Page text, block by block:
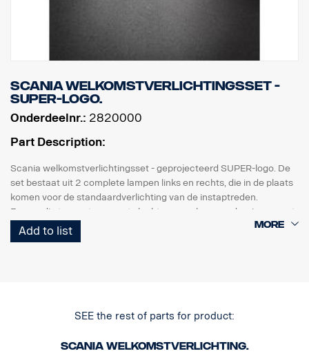
Scania welkomstverlichtingsset -
SUPER-logo.
Onderdeelnr.: 2820000
Part Description:
Scania welkomstverlichtingsset - geprojecteerd SUPER-logo. De
set bestaat uit 2 complete lampen links en rechts, die in de plaats
komen voor de standaardverlichting van de instaptreden.
Eenvoudig te monteren met slechts een schroevendraaier en met
snelkoppeling voor de originele kabelboom.
Add to list
SEE the rest of parts for product:
Scania welkomstverlichting.